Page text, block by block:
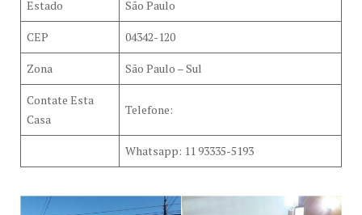
Estado São Paulo
CEP 04342-120
Zona São Paulo – Sul
Contate Esta
Casa
Telefone:
Whatsapp: 11 93335-5193